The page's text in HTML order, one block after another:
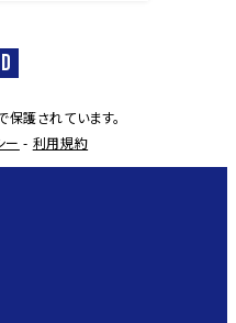
保護されています。
ー - 利用規約